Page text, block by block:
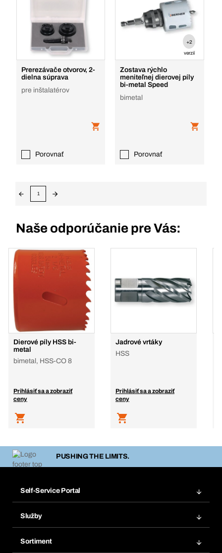
Prerezávače otvorov, 2-
dielna súprava
pre inštalatérov
Porovnať
+2
verzií
Zostava rýchlo
meniteľnej dierovej píly
bi-metal Speed
bimetal
Porovnať
1
Naše odporúčanie pre Vás:
Dierové píly HSS bi-
metal
bimetal, HSS-CO 8
Prihlásiť sa a zobraziť
ceny
Jadrové vrtáky
HSS
Prihlásiť sa a zobraziť
ceny
PUSHING THE LIMITS.
Self-Service Portal
Obľúbené
Služby
Sortiment